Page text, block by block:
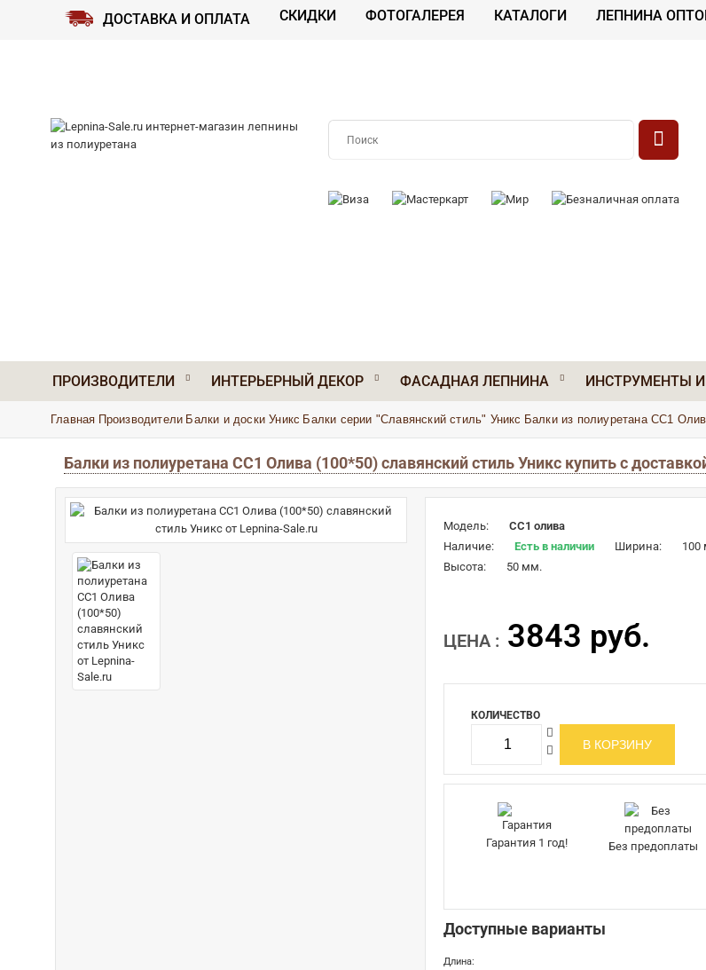
ДОСТАВКА И ОПЛАТА СКИДКИ ФОТОГАЛЕРЕЯ КАТАЛОГИ ЛЕПНИНА
ПРОИЗВОДИТЕЛИ ИНТЕРЬЕРНЫЙ ДЕКОР ФАСАДНАЯ ЛЕПНИНА ИНСТРУМЕНТЫ
Главная Производители Балки и доски Уникс Балки серии "Славянский стиль" Уникс Балки из полиуретана СС1
Балки из полиуретана СС1 Олива (100*50) славянский стиль Уникс купить с
Модель:
СС1 олива
Наличие:
Есть в наличии Ширина:
100
Высота:
50 мм.
ЦЕНА : 3843 руб.
КОЛИЧЕСТВО
Гарантия 1 год! Без предоплаты
Доступные варианты
Длина: